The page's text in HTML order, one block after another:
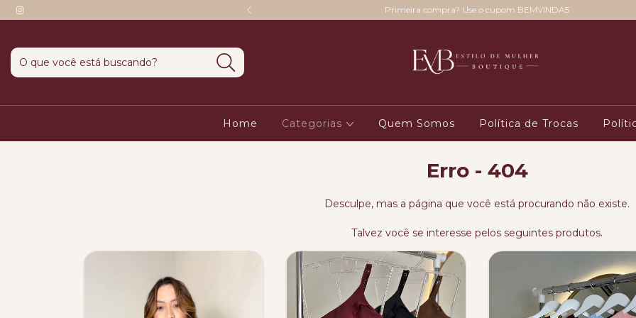
em 1 + 3 sem cartão de crédito Primeira compra? Use o cupom BEMVINDA5
Home Categorias Quem Somos Política de Trocas
Erro - 404
Desculpe, mas a página que você está procurando não existe.
Talvez você se interesse pelos seguintes produtos.